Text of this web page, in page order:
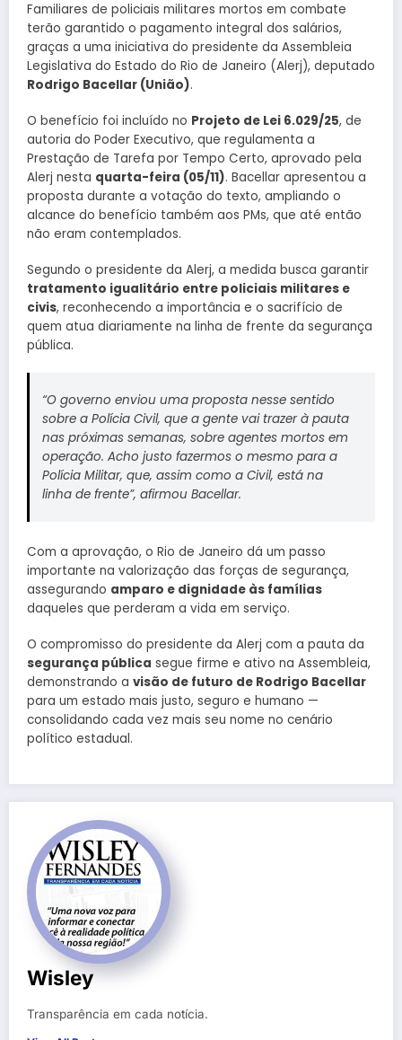
Familiares de policiais militares mortos em combate
terão garantido o pagamento integral dos salários,
graças a uma iniciativa do presidente da Assembleia
Legislativa do Estado do Rio de Janeiro (Alerj), deputado
Rodrigo Bacellar (União).
O benefício foi incluído no Projeto de Lei 6.029/25, de
autoria do Poder Executivo, que regulamenta a
Prestação de Tarefa por Tempo Certo, aprovado pela
Alerj nesta quarta-feira (05/11). Bacellar apresentou a
proposta durante a votação do texto, ampliando o
alcance do benefício também aos PMs, que até então
não eram contemplados.
Segundo o presidente da Alerj, a medida busca garantir
tratamento igualitário entre policiais militares e
civis, reconhecendo a importância e o sacrifício de
quem atua diariamente na linha de frente da segurança
pública.
“O governo enviou uma proposta nesse sentido
sobre a Polícia Civil, que a gente vai trazer à pauta
nas próximas semanas, sobre agentes mortos em
operação. Acho justo fazermos o mesmo para a
Polícia Militar, que, assim como a Civil, está na
linha de frente”, afirmou Bacellar.
Com a aprovação, o Rio de Janeiro dá um passo
importante na valorização das forças de segurança,
assegurando amparo e dignidade às famílias
daqueles que perderam a vida em serviço.
O compromisso do presidente da Alerj com a pauta da
segurança pública segue firme e ativo na Assembleia,
demonstrando a visão de futuro de Rodrigo Bacellar
para um estado mais justo, seguro e humano —
consolidando cada vez mais seu nome no cenário
político estadual.
Wisley
Transparência em cada notícia.